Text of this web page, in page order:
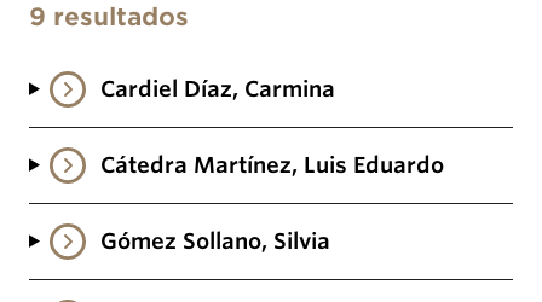
9 resultados
Cardiel Díaz, Carmina
Cátedra Martínez, Luis Eduardo
Gómez Sollano, Silvia